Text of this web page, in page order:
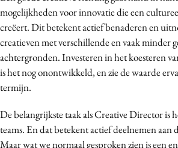
mogelijkheden voor innovatie die een
creëert. Dit betekent actief benaderen en
creatieven met verschillende en vaak minder
achtergronden. Investeren in het koesteren
is het nog onontwikkeld, en zie de waarde
termijn.
De belangrijkste taak als Creative Director is
teams. En dat betekent actief deelnemen aan
Maar wat we normaal gesproken zien is een